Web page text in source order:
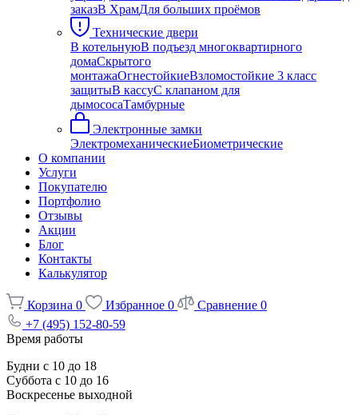
заказВ ХрамДля больших проёмов
Технические двери
В котельнуюВ подъезд многоквартирного
домаСкрытого
монтажаОгнестойкиеВзломостойкие 3 класс
защитыВ кассуС клапаном для
дымососаТамбурные
Электронные замки
ЭлектромеханическиеБиометрические
О компании
Услуги
Покупателю
Портфолио
Отзывы
Акции
Блог
Контакты
Калькулятор
Корзина 0 Избранное 0 Сравнение 0
+7 (495) 152-80-59
Время работы
Будни с 10 до 18
Суббота с 10 до 16
Воскресенье выходной